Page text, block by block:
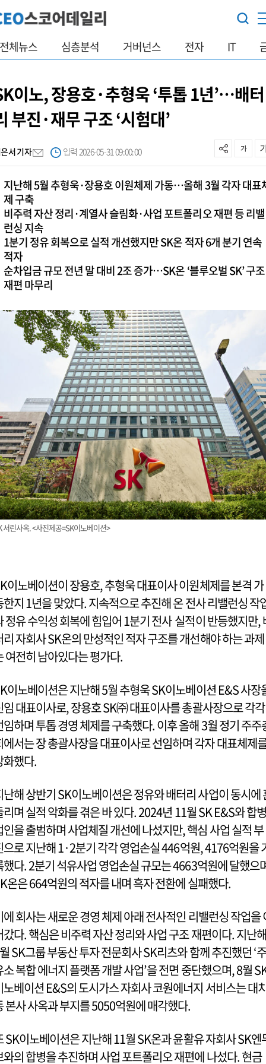
전체뉴스 심층분석 거버넌스 전자 IT
이노, 장용호·추형욱 ‘투톱 1년’…배터
부진·재무 구조 ‘시험대’
서 기자 입력 2026-05-31 09:00:00
지난해 5월 추형욱·장용호 이원체제 가동…올해 3월 각자 대표
제 구축
비주력 자산 정리·계열사 슬림화·사업 포트폴리오 재편 등 리밸
런싱 지속
1분기 정유 회복으로 실적 개선했지만 SK온 적자 6개 분기 연속
적자
순차입금 규모 전년 말 대비 2조 증가…SK온 ‘블루오벌 SK’ 구조
재편 마무리
서린사옥. <사진제공=SK이노베이션>
이노베이션이 장용호, 추형욱 대표이사 이원체제를 본격 가
한지 1년을 맞았다. 지속적으로 추진해 온 전사 리밸런싱 작
정유 수익성 회복에 힘입어 1분기 전사 실적이 반등했지만,
리 자회사 SK온의 만성적인 적자 구조를 개선해야 하는 과제
여전히 남아있다는 평가다.
이노베이션은 지난해 5월 추형욱 SK이노베이션 E&S 사장
임 대표이사로, 장용호 SK㈜ 대표이사를 총괄사장으로 각각
임하며 투톱 경영 체제를 구축했다. 이후 올해 3월 정기 주주
에서는 장 총괄사장을 대표이사로 선임하며 각자 대표체제
화했다.
난해 상반기 SK이노베이션은 정유와 배터리 사업이 동시에
리며 실적 악화를 겪은 바 있다. 2024년 11월 SK E&S와 합병
인을 출범하며 사업체질 개선에 나섰지만, 핵심 사업 실적 부
으로 지난해 1·2분기 각각 영업손실 446억원, 4176억원을
했다. 2분기 석유사업 영업손실 규모는 4663억원에 달했으
온은 664억원의 적자를 내며 흑자 전환에 실패했다.
에 회사는 새로운 경영 체제 아래 전사적인 리밸런싱 작업을
갔다. 핵심은 비주력 자산 정리와 사업 구조 재편이다. 지난해
SK그룹 부동산 투자 전문회사 SK리츠와 함께 추진했던 ‘주
소 복합 에너지 플랫폼 개발 사업’을 전면 중단했으며, 8월
노베이션 E&S의 도시가스 자회사 코원에너지 서비스는 대
본사 사옥과 부지를 5050억원에 매각했다.
SK이노베이션은 지난해 11월 SK온과 윤활유 자회사 SK엔
와의 합병을 추진하며 사업 포트폴리오 재편에 나섰다. 현금